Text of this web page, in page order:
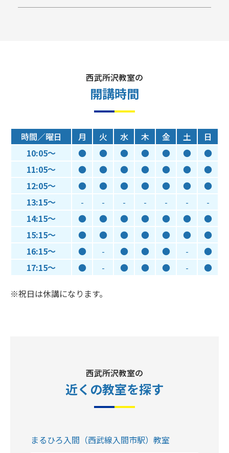
西武所沢教室の
開講時間
時間／曜日 月 火 水 木 金 土
日
10:05～
● ● ● ● ● ●
●
11:05～
● ● ● ● ● ●
●
12:05～
● ● ● ● ● ●
●
13:15～
- - - - - -
-
14:15～
● ● ● ● ● ●
●
15:15～
● ● ● ● ● ●
●
16:15～
● - ● ● ● -
●
17:15～
● - ● ● ● - ●
※祝日は休講になります。
西武所沢教室の
近くの教室を探す
まるひろ入間（西武線入間市駅）教室